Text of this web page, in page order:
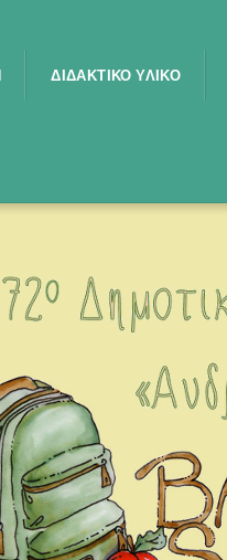
ΔΙΔΑΚΤΙΚΌ ΥΛΙΚΌ